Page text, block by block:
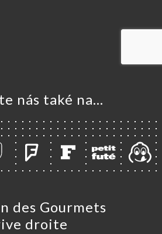
nás také na...
des Gourmets
droite